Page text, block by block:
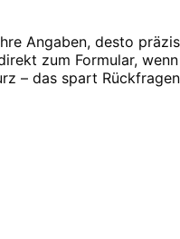
Angaben, desto
zum Formular,
– das spart